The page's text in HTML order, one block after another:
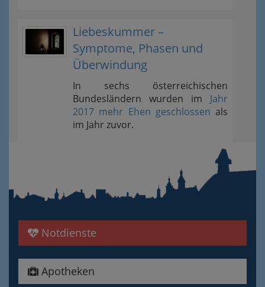
Liebeskummer –
Symptome, Phasen und
Überwindung
In sechs österreichischen
Bundesländern wurden im Jahr
2017 mehr Ehen geschlossen als
im Jahr zuvor.
Notdienste
Apotheken